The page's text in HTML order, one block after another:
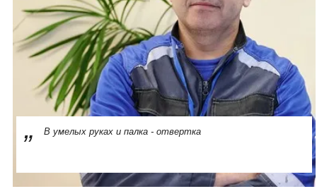
В умелых руках и палка - отвертка